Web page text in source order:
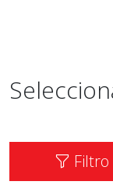
Filtro